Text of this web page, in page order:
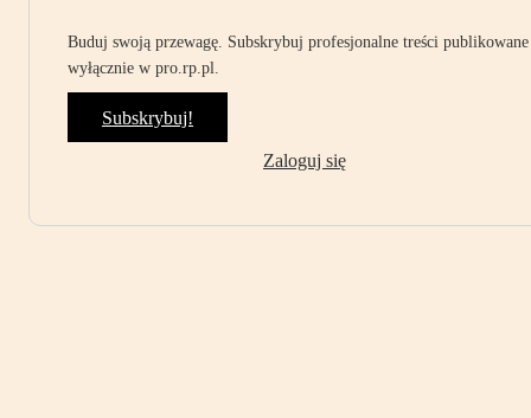
Buduj swoją przewagę. Subskrybuj profesjonalne treści publikowane
wyłącznie w pro.rp.pl.
Subskrybuj!
Zaloguj się